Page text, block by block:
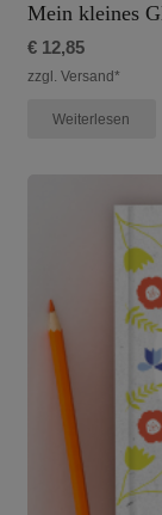
Mein kleines
€12,85
zzgl. Versand*
Weiterlesen